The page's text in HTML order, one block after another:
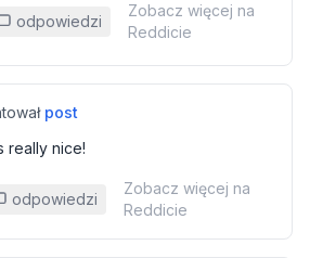
odpowiedzi
Zobacz więcej na
Reddicie
post
really nice!
odpowiedzi
Zobacz więcej na
Reddicie